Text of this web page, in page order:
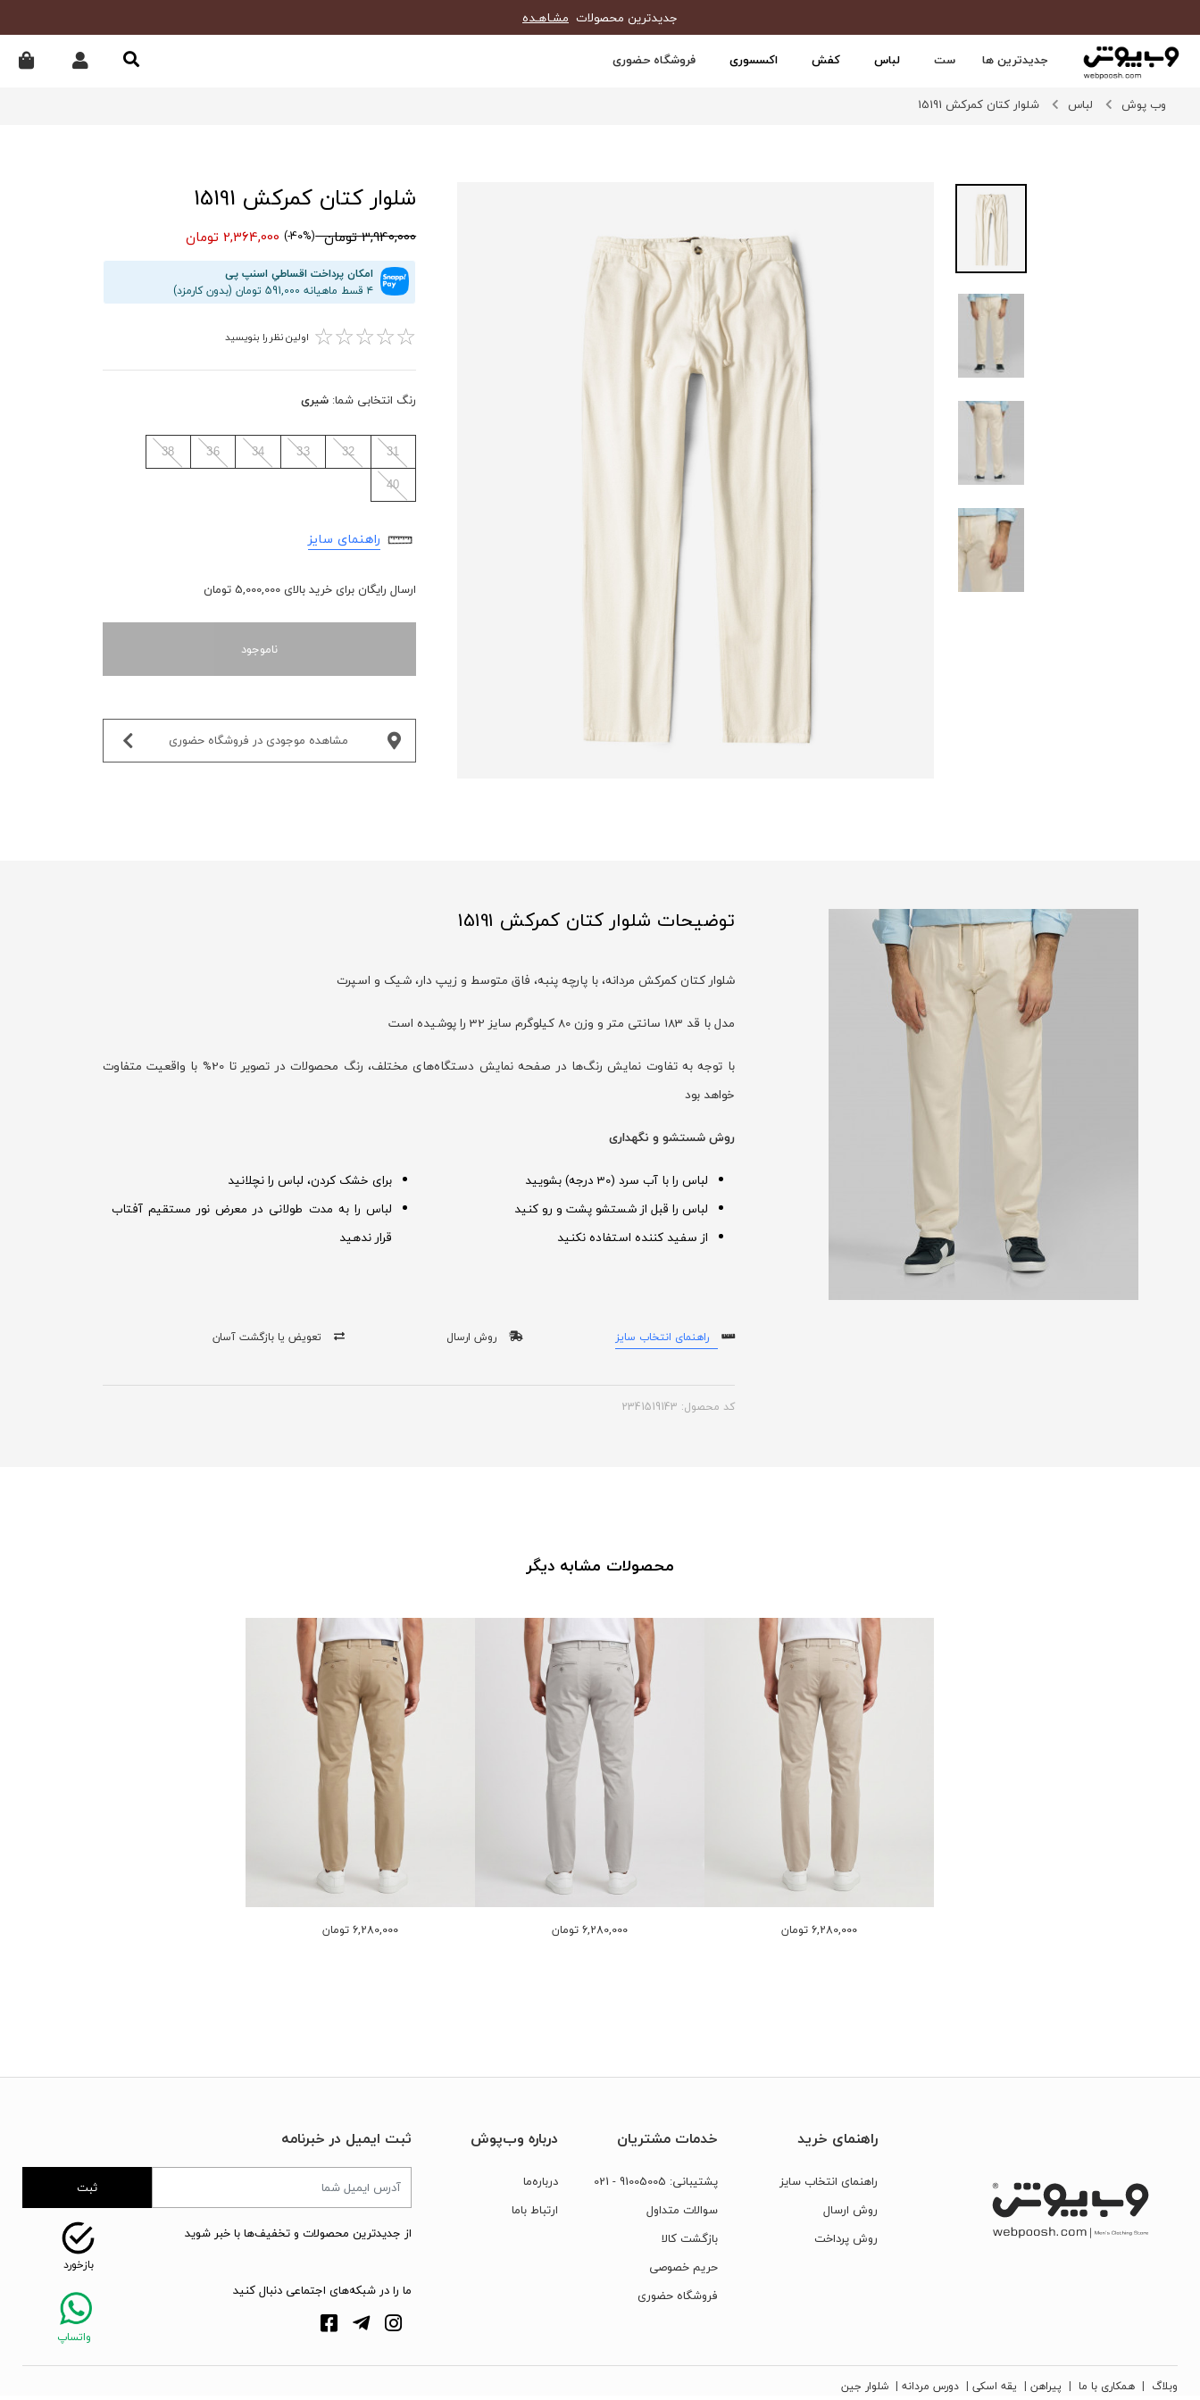
جدیدترین محصولات مشـاهـده
جدیدترین ها ست لباس کفش اکسسوری فروشگاه حضوری
وب پوش لباس شلوار کتان کمرکش 15191
شلوار کتان کمرکش 15191
3,940,000 تومان (40%-) 2,364,000 تومان
امکان پرداخت اقساطیِ اسنپ پی
۴ قسط ماهیانه 591,000 تومان (بدون کارمزد)
☆
☆
☆
☆
☆ اولین نظر را بنویسید
رنگ انتخابی شما: شیری
31
32
33
34
36
38
40
راهنمای سایز
ارسال رایگان برای خرید بالای 5,000,000 تومان
ناموجود
مشاهده موجودی در فروشگاه حضوری‌
توضیحات شلوار کتان کمرکش 15191
شلوار کتان کمرکش مردانه، با پارچه پنبه، فاق متوسط و زیپ دار، شیک و اسپرت
مدل با قد 183 سانتی متر و وزن 80 کیلوگرم سایز 32 را پوشیده است
با توجه به تفاوت نمایش رنگ‌ها در صفحه نمایش دستگاه‌های مختلف، رنگ محصولات در تصویر تا 20% با واقعیت متفاوت
خواهد بود
روش شستشو و نگهداری
لباس را با آب سرد (30 درجه) بشویید
لباس را قبل از شستشو پشت و رو کنید
از سفید کننده استفاده نکنید
برای خشک کردن، لباس را نچلانید
لباس را به مدت طولانی در معرض نور مستقیم آفتاب
قرار ندهید
راهنمای انتخاب سایز روش ارسال تعویض یا بازگشت آسان
کد محصول: 2341519143
محصولات مشابه دیگر
6,280,000 تومان 6,280,000 تومان 6,280,000 تومان
راهنمای خرید
راهنمای انتخاب سایز
روش ارسال
روش پرداخت
خدمات مشتریان
پشتیبانی: 91005005
- 021
سوالات متداول
بازگشت کالا
حریم خصوصی
فروشگاه حضوری
درباره وب‌پوش
درباره‌ما
ارتباط‌ با‌ما
ثبت ایمیل در خبرنامه
ثبت
از جدیدترین محصولات و تخفیف‌ها با خبر شوید
ما را در شبکه‌های اجتماعی دنبال کنید
وبلاگ | همکاری با ما | پیراهن | یقه اسکی | دورس مردانه | شلوار جین